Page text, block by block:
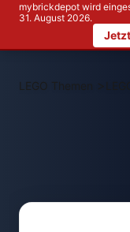
mybrickdepot wird
31. August 2026.
LEGO Themen >